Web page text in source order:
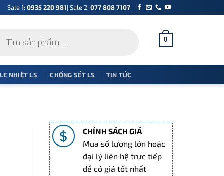
Sale 1: 0935 220 981| Sale 2: 077 808 7107
0
NHIỆT LS CHỐNG SÉT LS TIN TỨC
CHÍNH SÁCH GIÁ
Mua số lượng lớn hoặc
đại lý liên hệ trực tiếp
để có giá tốt nhất